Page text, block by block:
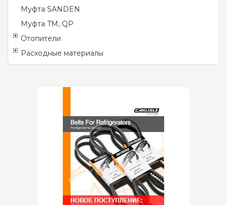
Муфта SANDEN
Муфта TM, QP
Отопители
Расходные материалы